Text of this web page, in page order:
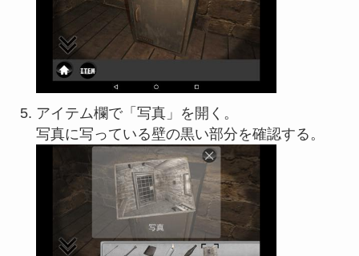
アイテム欄で「写真」を開く。
写真に写っている壁の黒い部分を確認する。